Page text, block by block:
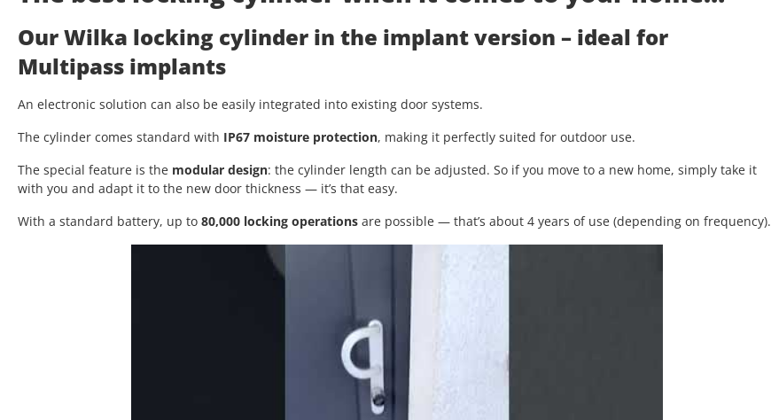
Our Wilka locking cylinder in the implant version – ideal for
Multipass implants
An electronic solution can also be easily integrated into existing door systems.
The cylinder comes standard with IP67 moisture protection, making it perfectly suited for outdoor use.
The special feature is the modular design: the cylinder length can be adjusted. So if you move to a new home, simply take it
with you and adapt it to the new door thickness — it’s that easy.
With a standard battery, up to 80,000 locking operations are possible — that’s about 4 years of use (depending on frequency).